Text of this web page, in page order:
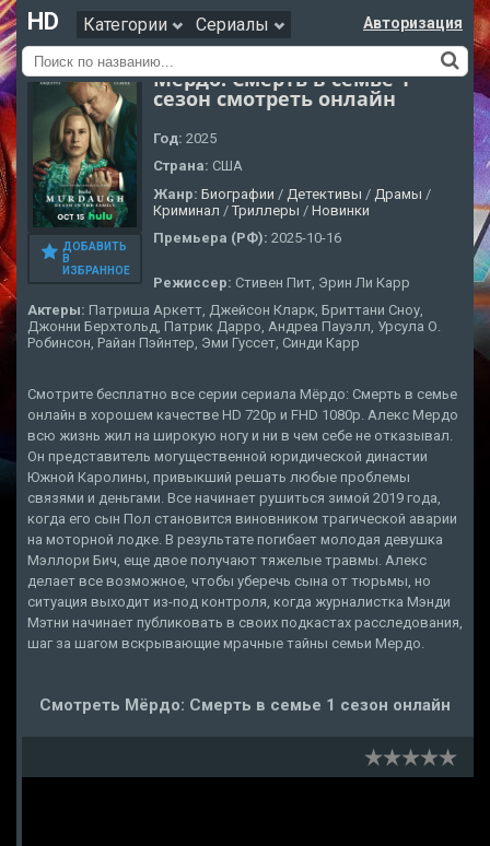
HD Категории Сериалы Авторизация
ДОБАВИТЬ
В
ИЗБРАННОЕ
Мёрдо: Смерть в семье 1
сезон смотреть онлайн
Год: 2025
Страна: США
Жанр: Биографии / Детективы / Драмы /
Криминал / Триллеры / Новинки
Премьера (РФ): 2025-10-16
Режиссер: Стивен Пит, Эрин Ли Карр
Актеры: Патриша Аркетт, Джейсон Кларк, Бриттани Сноу,
Джонни Берхтольд, Патрик Дарро, Андреа Пауэлл, Урсула О.
Робинсон, Райан Пэйнтер, Эми Гуссет, Синди Карр
Смотрите бесплатно все серии сериала Мёрдо: Смерть в семье
онлайн в хорошем качестве HD 720p и FHD 1080p. Алекс Мердо
всю жизнь жил на широкую ногу и ни в чем себе не отказывал.
Он представитель могущественной юридической династии
Южной Каролины, привыкший решать любые проблемы
связями и деньгами. Все начинает рушиться зимой 2019 года,
когда его сын Пол становится виновником трагической аварии
на моторной лодке. В результате погибает молодая девушка
Мэллори Бич, еще двое получают тяжелые травмы. Алекс
делает все возможное, чтобы уберечь сына от тюрьмы, но
ситуация выходит из-под контроля, когда журналистка Мэнди
Мэтни начинает публиковать в своих подкастах расследования,
шаг за шагом вскрывающие мрачные тайны семьи Мердо.
Смотреть Мёрдо: Смерть в семье 1 сезон онлайн